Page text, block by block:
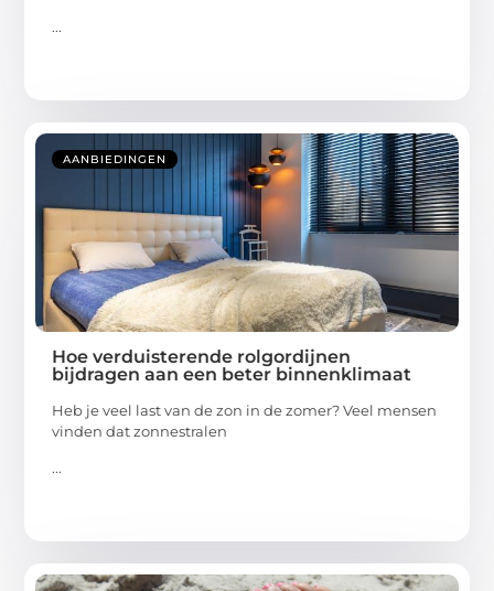
...
AANBIEDINGEN
Hoe verduisterende rolgordijnen
bijdragen aan een beter binnenklimaat
Heb je veel last van de zon in de zomer? Veel mensen
vinden dat zonnestralen
...